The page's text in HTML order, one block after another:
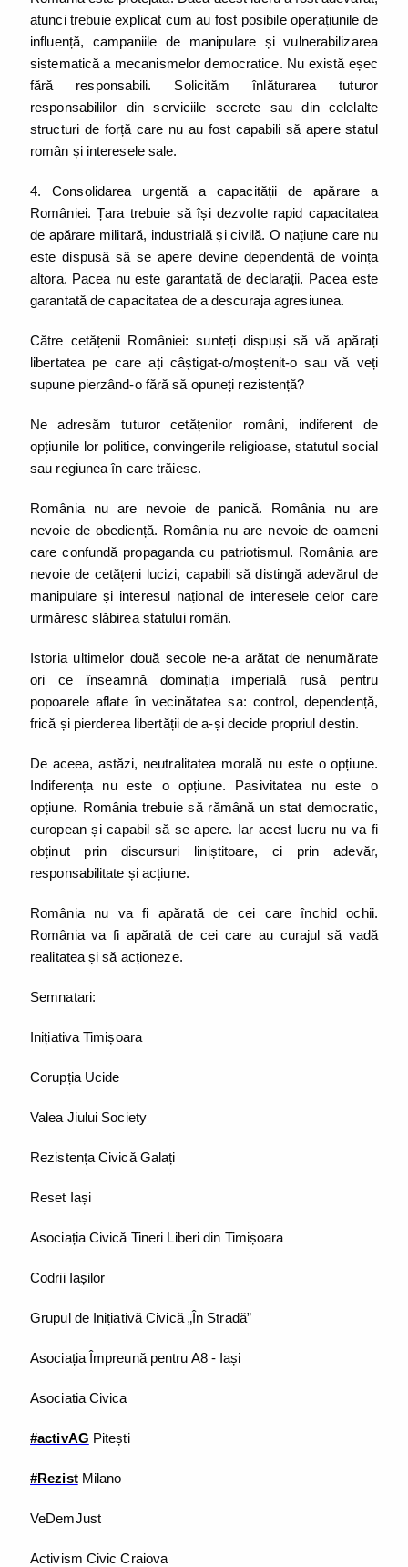
atunci trebuie explicat cum au fost posibile operațiunile de
influență, campaniile de manipulare și vulnerabilizarea
sistematică a mecanismelor democratice. Nu există eșec
fără responsabili. Solicităm înlăturarea tuturor
responsabililor din serviciile secrete sau din celelalte
structuri de forță care nu au fost capabili să apere statul
român și interesele sale.
4. Consolidarea urgentă a capacității de apărare a
României. Țara trebuie să își dezvolte rapid capacitatea
de apărare militară, industrială și civilă. O națiune care nu
este dispusă să se apere devine dependentă de voința
altora. Pacea nu este garantată de declarații. Pacea este
garantată de capacitatea de a descuraja agresiunea.
Către cetățenii României: sunteți dispuși să vă apărați
libertatea pe care ați câștigat-o/moștenit-o sau vă veți
supune pierzând-o fără să opuneți rezistență?
Ne adresăm tuturor cetățenilor români, indiferent de
opțiunile lor politice, convingerile religioase, statutul social
sau regiunea în care trăiesc.
România nu are nevoie de panică. România nu are
nevoie de obediență. România nu are nevoie de oameni
care confundă propaganda cu patriotismul. România are
nevoie de cetățeni lucizi, capabili să distingă adevărul de
manipulare și interesul național de interesele celor care
urmăresc slăbirea statului român.
Istoria ultimelor două secole ne-a arătat de nenumărate
ori ce înseamnă dominația imperială rusă pentru
popoarele aflate în vecinătatea sa: control, dependență,
frică și pierderea libertății de a-și decide propriul destin.
De aceea, astăzi, neutralitatea morală nu este o opțiune.
Indiferența nu este o opțiune. Pasivitatea nu este o
opțiune. România trebuie să rămână un stat democratic,
european și capabil să se apere. Iar acest lucru nu va fi
obținut prin discursuri liniștitoare, ci prin adevăr,
responsabilitate și acțiune.
România nu va fi apărată de cei care închid ochii.
România va fi apărată de cei care au curajul să vadă
realitatea și să acționeze.
Semnatari:
Inițiativa Timișoara
Corupția Ucide
Valea Jiului Society
Rezistența Civică Galați
Reset Iași
Asociația Civică Tineri Liberi din Timișoara
Codrii Iașilor
Grupul de Inițiativă Civică „În Stradă”
Asociația Împreună pentru A8 - Iași
Asociatia Civica
#activAG Pitești
#RezistMilano
VeDemJust
Activism Civic Craiova